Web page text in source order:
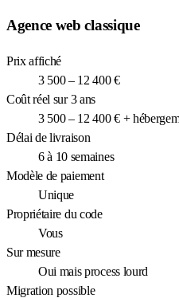
Agence web classique
Prix affiché
3 500 – 12 400 €
Coût réel sur 3 ans
3 500 – 12 400 € +
Délai de livraison
6 à 10 semaines
Modèle de paiement
Unique
Propriétaire du code
Vous
Sur mesure
Oui mais process lourd
Migration possible